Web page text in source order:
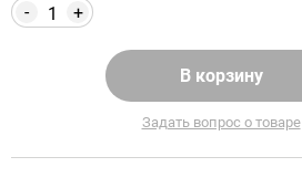
+
-
В корзину
Задать вопрос о товаре